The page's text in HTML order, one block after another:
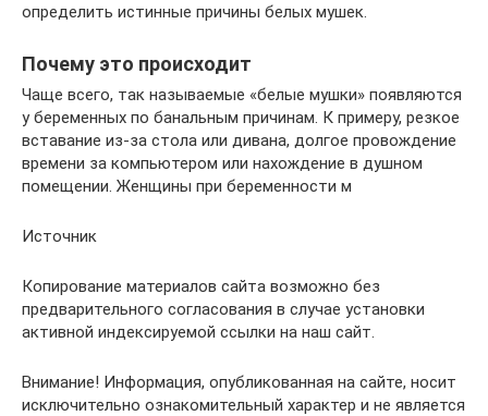
определить истинные причины белых мушек.
Почему это происходит
Чаще всего, так называемые «белые мушки» появляются
у беременных по банальным причинам. К примеру, резкое
вставание из-за стола или дивана, долгое провождение
времени за компьютером или нахождение в душном
помещении. Женщины при беременности м
Источник
Копирование материалов сайта возможно без
предварительного согласования в случае установки
активной индексируемой ссылки на наш сайт.
Внимание! Информация, опубликованная на сайте, носит
исключительно ознакомительный характер и не является